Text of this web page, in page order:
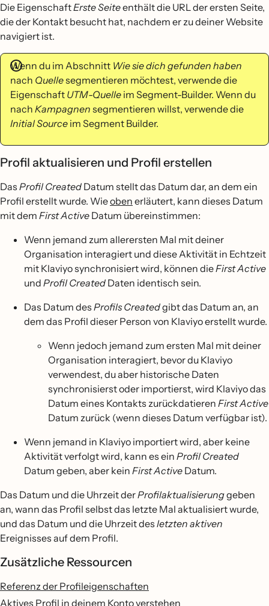
Die EigenschaftErste Seiteenthält die URL der ersten Seite,
die der Kontakt besucht hat, nachdem er zu deiner Website
navigiert ist.
Wenn du im Abschnitt Wie sie dich gefunden haben
nach Quellesegmentieren möchtest, verwende die
Eigenschaft UTM-Quelle im Segment-Builder. Wenn du
nach Kampagnen segmentieren willst, verwende die
Initial Source im Segment Builder.
Profil aktualisieren und Profil erstellen
Das Profil Created Datum stellt das Datum dar, an dem ein
Profil erstellt wurde. Wieoben erläutert, kann dieses Datum
mit dem First Active Datum übereinstimmen:
Wenn jemand zum allerersten Mal mit deiner
Organisation interagiert und diese Aktivität in Echtzeit
mit Klaviyo synchronisiert wird, können dieFirst Active
und Profil Created Daten identisch sein.
Das Datum des Profils Createdgibt das Datum an, an
dem das Profil dieser Person von Klaviyo erstellt wurde.
Wenn jedoch jemand zum ersten Mal mit deiner
Organisation interagiert, bevor du Klaviyo
verwendest, du aber historische Daten
synchronisierst oder importierst, wird Klaviyo das
Datum eines Kontakts zurückdatieren First Active
Datum zurück (wenn dieses Datum verfügbar ist).
Wenn jemand in Klaviyo importiert wird, aber keine
Aktivität verfolgt wird, kann es ein Profil Created
Datum geben, aber kein First Active Datum.
Das Datum und die Uhrzeit derProfilaktualisierunggeben
an, wann das Profil selbst das letzte Mal aktualisiert wurde,
und das Datum und die Uhrzeit des letzten aktiven
Ereignisses auf dem Profil.
Zusätzliche Ressourcen
Referenz der Profileigenschaften
Aktives Profil in deinem Konto verstehen